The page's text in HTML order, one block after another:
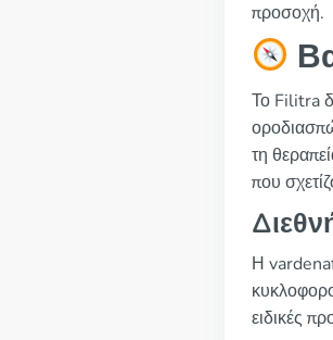
προσοχή.
Το Filitra
τη
που
Η
ειδικές